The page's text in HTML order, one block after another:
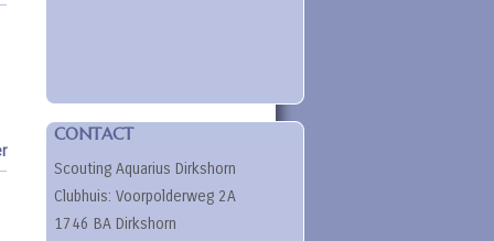
CONTACT
Scouting Aquarius Dirkshorn
Clubhuis: Voorpolderweg 2A
1746 BA Dirkshorn